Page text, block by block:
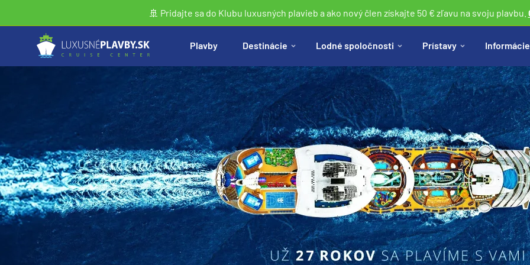
🚢 Pridajte sa do Klubu luxusných plavieb a ako nový člen získajte 50 € zľavu na svoju plavbu.
Plavby Destinácie Lodné spoločnosti Prístavy Informácie
Vyhľadať